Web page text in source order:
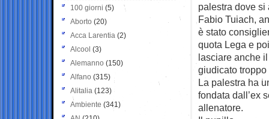
palestra dove si
Fabio Tuiach,
è stato
quota Lega e
lasciare anche
giudicato troppo
La palestra ha
fondata dall’ex
allenatore.
100 giorni (5)
Aborto (20)
Acca Larentia (2)
Alcool (3)
Alemanno (150)
Alfano (315)
Alitalia (123)
Ambiente (341)